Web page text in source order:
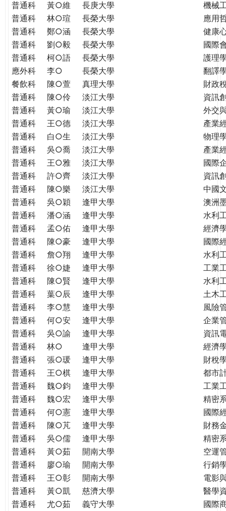
普通科 黃○維 長庚大學
機械
普通科
林○瑄 長榮大學
應用
普通科
鄭○涵 長榮大學
健康
普通科
劉○毅 長榮大學
國際
普通科
柯○語 長榮大學
護理
應外科
李○ 長榮大學
翻譯
餐飲科
陳○萱 真理大學
財政
普通科
陳○伶 淡江大學
資訊
普通科
黃○瑜 淡江大學
外交
普通科
王○德 淡江大學
產業
普通科
白○生 淡江大學
物理
普通科
吳○喬 淡江大學
產業
普通科
王○雅 淡江大學
國際
普通科
許○齊 淡江大學
資訊
普通科
陳○樂 淡江大學
中國
普通科
吳○穎 逢甲大學
澳洲
普通科
潘○涵 逢甲大學
水利
普通科
孟○佑 逢甲大學
經濟
普通科
陳○豪 逢甲大學
國際
普通科
詹○翔 逢甲大學
水利
普通科
徐○婕 逢甲大學
工業
普通科
陳○賢 逢甲大學
水利
普通科
葉○辰 逢甲大學
土木
普通科
李○慧 逢甲大學
風險
普通科
何○安 逢甲大學
企業
普通科
吳○諭 逢甲大學
資訊
普通科
林○ 逢甲大學
經濟
普通科
張○瑗 逢甲大學
財稅
普通科
王○棋 逢甲大學
都市
普通科
魏○鈞 逢甲大學
工業
普通科
魏○宏 逢甲大學
精密
普通科
何○憲 逢甲大學
國際
普通科
陳○芃 逢甲大學
財務
普通科
吳○儒 逢甲大學
精密
普通科
黃○茹 開南大學
空運
普通科
廖○瑜 開南大學
行銷
普通科
王○彰 開南大學
電影
普通科
黃○凱 慈濟大學
醫學
普通科
尤○茹 義守大學
國際